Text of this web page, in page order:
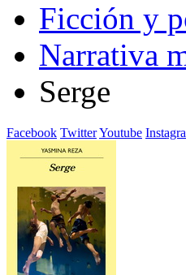
Ficción y
Narrativa
Serge
Facebook TwitterYoutube